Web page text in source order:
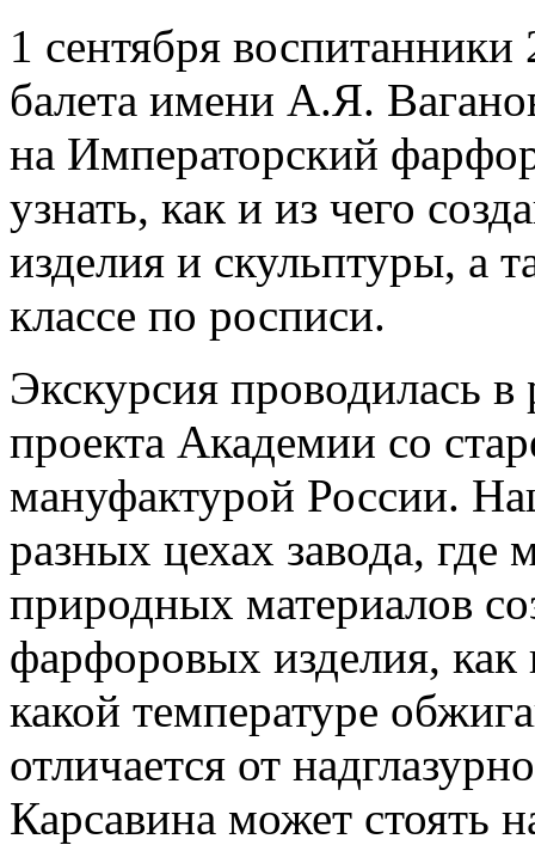
1 сентября
балета имени А.Я.
на Императорский
узнать, как и из чего
изделия и скульптуры, а
классе по росписи.
Экскурсия проводилась в
проекта Академии со
мануфактурой России.
разных цехах завода, где
природных материалов
фарфоровых изделия,
какой температуре
отличается от
Карсавина может стоять